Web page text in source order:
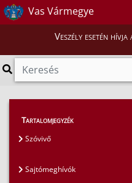
Vas Vármegye
Veszély esetén
Magunkról
Tartalomjegyzék
Szóvivő
Sajtómeghívók